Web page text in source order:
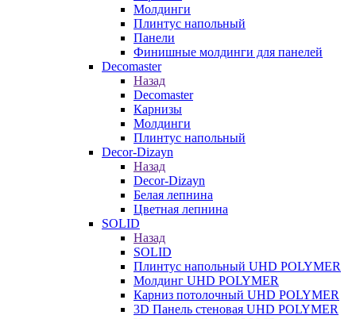
Молдинги
Плинтус напольный
Панели
Финишные молдинги для панелей
Decomaster
Назад
Decomaster
Карнизы
Молдинги
Плинтус напольный
Decor-Dizayn
Назад
Decor-Dizayn
Белая лепнина
Цветная лепнина
SOLID
Назад
SOLID
Плинтус напольный UHD POLYMER
Молдинг UHD POLYMER
Карниз потолочный UHD POLYMER
3D Панель стеновая UHD POLYMER